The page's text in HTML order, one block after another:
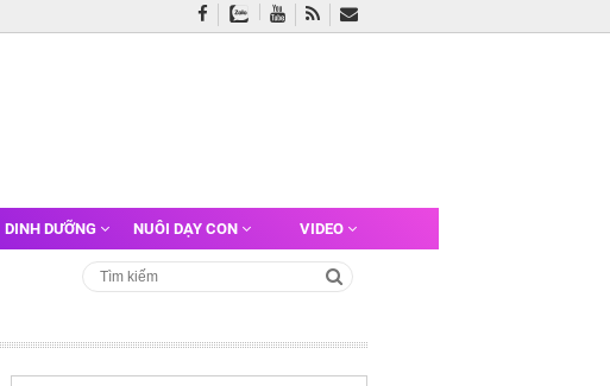
DINH DƯỠNG NUÔI DẠY CON VIDEO